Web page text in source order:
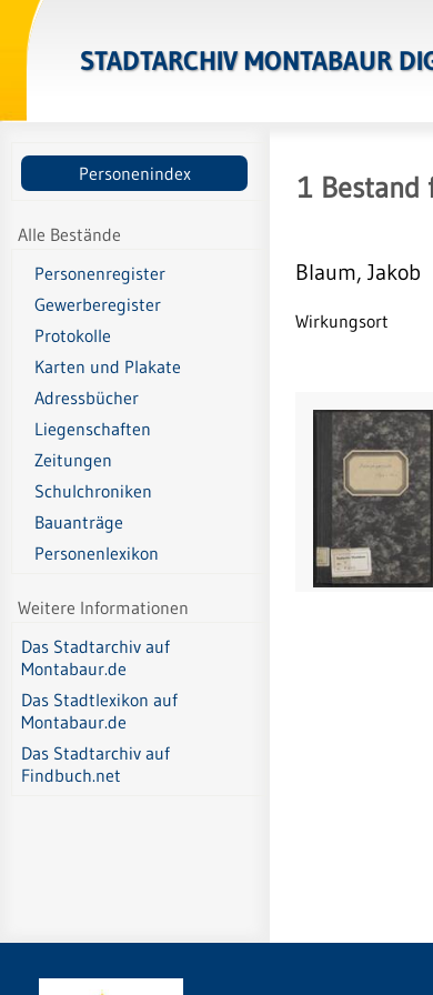
STADTARCHIV MONTABAUR
Personenindex
Alle Bestände
Personenregister
Gewerberegister
Protokolle
Karten und Plakate
Adressbücher
Liegenschaften
Zeitungen
Schulchroniken
Bauanträge
Personenlexikon
Weitere Informationen
Das Stadtarchiv auf
Montabaur.de
Das Stadtlexikon auf
Montabaur.de
Das Stadtarchiv auf
Findbuch.net
1 Bestand
Blaum, Jakob
Wirkungsort